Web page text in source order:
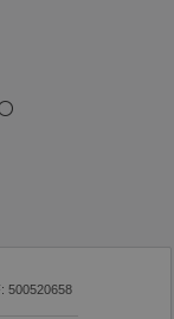
500520658